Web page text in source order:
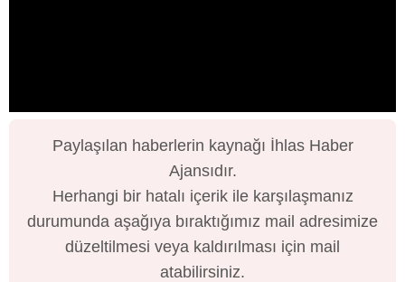
Paylaşılan haberlerin kaynağı İhlas Haber
Ajansıdır.
Herhangi bir hatalı içerik ile karşılaşmanız
durumunda aşağıya bıraktığımız mail adresimize
düzeltilmesi veya kaldırılması için mail
atabilirsiniz.